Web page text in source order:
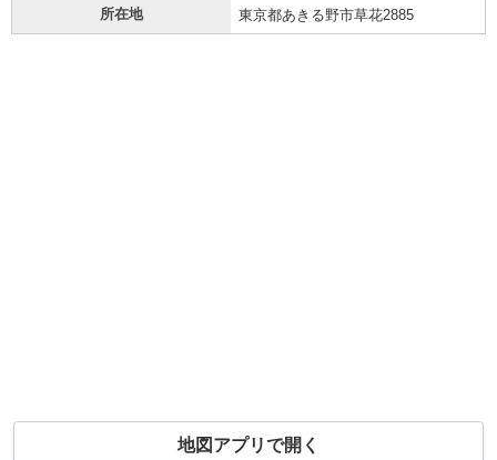
所在地 東京都あきる野市草花2885
地図アプリで開く